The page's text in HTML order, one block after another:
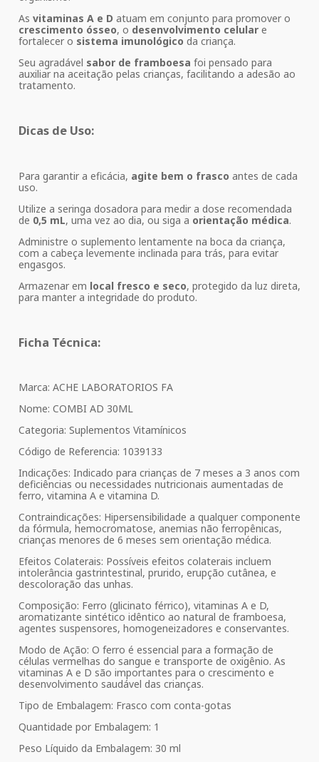
As vitaminas A e D atuam em conjunto para promover o
crescimento ósseo, o desenvolvimento celular e
fortalecer o sistema imunológico da criança.
Seu agradável sabor de framboesa foi pensado para
auxiliar na aceitação pelas crianças, facilitando a adesão ao
tratamento.
Dicas de Uso:
Para garantir a eficácia, agite bem o frasco antes de cada
uso.
Utilize a seringa dosadora para medir a dose recomendada
de 0,5 mL, uma vez ao dia, ou siga a orientação médica.
Administre o suplemento lentamente na boca da criança,
com a cabeça levemente inclinada para trás, para evitar
engasgos.
Armazenar em local fresco e seco, protegido da luz direta,
para manter a integridade do produto.
Ficha Técnica:
Marca: ACHE LABORATORIOS FA
Nome: COMBI AD 30ML
Categoria: Suplementos Vitamínicos
Código de Referencia: 1039133
Indicações: Indicado para crianças de 7 meses a 3 anos com
deficiências ou necessidades nutricionais aumentadas de
ferro, vitamina A e vitamina D.
Contraindicações: Hipersensibilidade a qualquer componente
da fórmula, hemocromatose, anemias não ferropênicas,
crianças menores de 6 meses sem orientação médica.
Efeitos Colaterais: Possíveis efeitos colaterais incluem
intolerância gastrintestinal, prurido, erupção cutânea, e
descoloração das unhas.
Composição: Ferro (glicinato férrico), vitaminas A e D,
aromatizante sintético idêntico ao natural de framboesa,
agentes suspensores, homogeneizadores e conservantes.
Modo de Ação: O ferro é essencial para a formação de
células vermelhas do sangue e transporte de oxigênio. As
vitaminas A e D são importantes para o crescimento e
desenvolvimento saudável das crianças.
Tipo de Embalagem: Frasco com conta-gotas
Quantidade por Embalagem: 1
Peso Líquido da Embalagem: 30 ml